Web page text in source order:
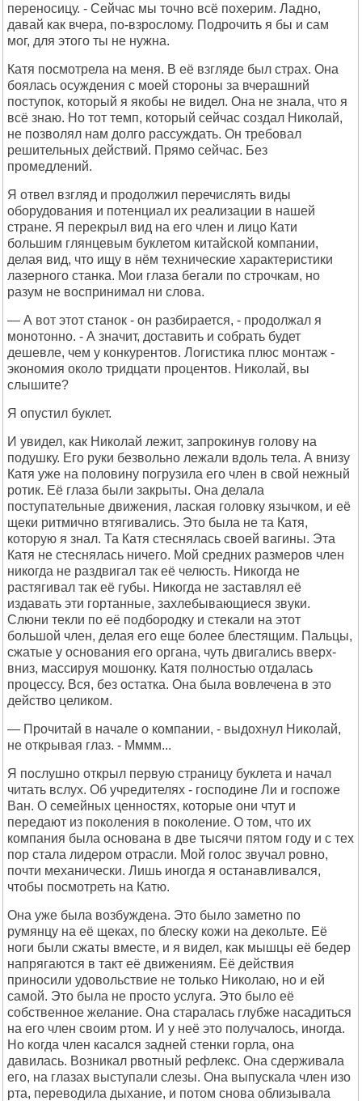
переносицу. - Сейчас мы точно всё похерим. Ладно,
давай как вчера, по-взрослому. Подрочить я бы и сам
мог, для этого ты не нужна.
Катя посмотрела на меня. В её взгляде был страх. Она
боялась осуждения с моей стороны за вчерашний
поступок, который я якобы не видел. Она не знала, что я
всё знаю. Но тот темп, который сейчас создал Николай,
не позволял нам долго рассуждать. Он требовал
решительных действий. Прямо сейчас. Без
промедлений.
Я отвел взгляд и продолжил перечислять виды
оборудования и потенциал их реализации в нашей
стране. Я перекрыл вид на его член и лицо Кати
большим глянцевым буклетом китайской компании,
делая вид, что ищу в нём технические характеристики
лазерного станка. Мои глаза бегали по строчкам, но
разум не воспринимал ни слова.
— А вот этот станок - он разбирается, - продолжал я
монотонно. - А значит, доставить и собрать будет
дешевле, чем у конкурентов. Логистика плюс монтаж -
экономия около тридцати процентов. Николай, вы
слышите?
Я опустил буклет.
И увидел, как Николай лежит, запрокинув голову на
подушку. Его руки безвольно лежали вдоль тела. А внизу
Катя уже на половину погрузила его член в свой нежный
ротик. Её глаза были закрыты. Она делала
поступательные движения, лаская головку язычком, и её
щеки ритмично втягивались. Это была не та Катя,
которую я знал. Та Катя стеснялась своей вагины. Эта
Катя не стеснялась ничего. Мой средних размеров член
никогда не раздвигал так её челюсть. Никогда не
растягивал так её губы. Никогда не заставлял её
издавать эти гортанные, захлебывающиеся звуки.
Слюни текли по её подбородку и стекали на этот
большой член, делая его еще более блестящим. Пальцы,
сжатые у основания его органа, чуть двигались вверх-
вниз, массируя мошонку. Катя полностью отдалась
процессу. Вся, без остатка. Она была вовлечена в это
действо целиком.
— Прочитай в начале о компании, - выдохнул Николай,
не открывая глаз. - Мммм...
Я послушно открыл первую страницу буклета и начал
читать вслух. Об учредителях - господине Ли и госпоже
Ван. О семейных ценностях, которые они чтут и
передают из поколения в поколение. О том, что их
компания была основана в две тысячи пятом году и с тех
пор стала лидером отрасли. Мой голос звучал ровно,
почти механически. Лишь иногда я останавливался,
чтобы посмотреть на Катю.
Она уже была возбуждена. Это было заметно по
румянцу на её щеках, по блеску кожи на декольте. Её
ноги были сжаты вместе, и я видел, как мышцы её бедер
напрягаются в такт её движениям. Её действия
приносили удовольствие не только Николаю, но и ей
самой. Это была не просто услуга. Это было её
собственное желание. Она старалась глубже насадиться
на его член своим ртом. И у неё это получалось, иногда.
Но когда член касался задней стенки горла, она
давилась. Возникал рвотный рефлекс. Она сдерживала
его, на глазах выступали слезы. Она выпускала член изо
рта, переводила дыхание, и потом снова облизывала